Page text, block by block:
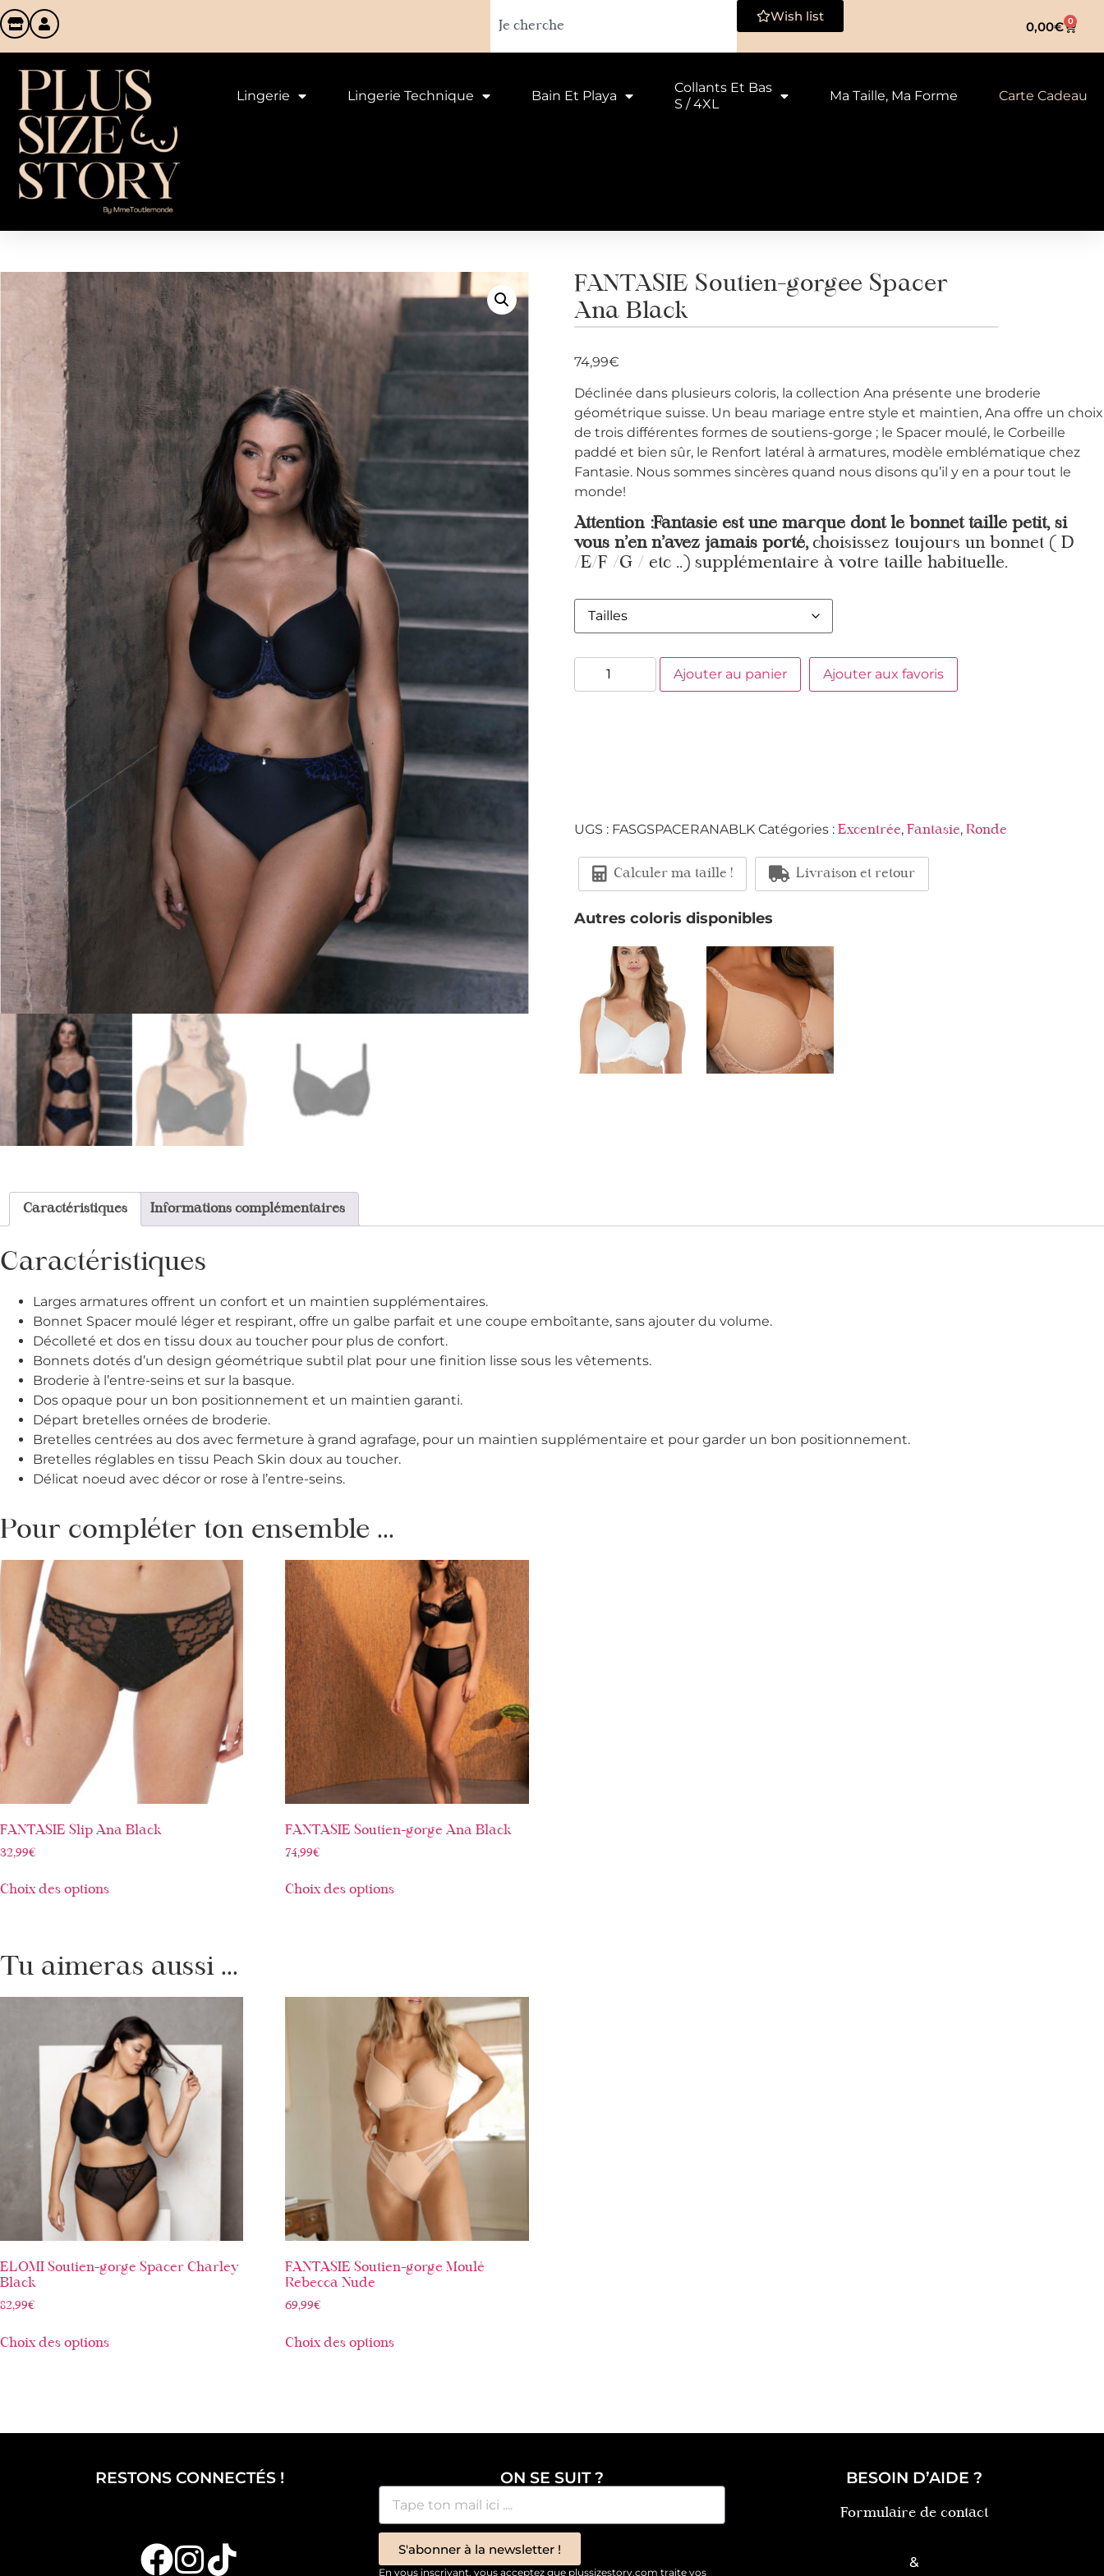
Wish list
0,00€ 0
Lingerie Lingerie Technique Bain Et Playa
Collants Et Bas
S / 4XL
Ma Taille, Ma Forme Carte Cadeau
FANTASIE Soutien-gorgee Spacer
Ana Black
74,99€
Déclinée dans plusieurs coloris, la collection Ana présente une broderie
géométrique suisse. Un beau mariage entre style et maintien, Ana offre un choix
de trois différentes formes de soutiens-gorge ; le Spacer moulé, le Corbeille
paddé et bien sûr, le Renfort latéral à armatures, modèle emblématique chez
Fantasie. Nous sommes sincères quand nous disons qu’il y en a pour tout le
monde!
Attention :Fantasie est une marque dont le bonnet taille petit, si
vous n’en n’avez jamais porté, choisissez toujours un bonnet ( D
/E/F /G / etc ..) supplémentaire à votre taille habituelle.
Ajouter au panier Ajouter aux favoris
UGS : FASGSPACERANABLK Catégories : Excentrée, Fantasie, Ronde
Calculer ma taille ! Livraison et retour
Autres coloris disponibles
Caractéristiques Informations complémentaires
Caractéristiques
Larges armatures offrent un confort et un maintien supplémentaires.
Bonnet Spacer moulé léger et respirant, offre un galbe parfait et une coupe emboîtante, sans ajouter du volume.
Décolleté et dos en tissu doux au toucher pour plus de confort.
Bonnets dotés d’un design géométrique subtil plat pour une finition lisse sous les vêtements.
Broderie à l’entre-seins et sur la basque.
Dos opaque pour un bon positionnement et un maintien garanti.
Départ bretelles ornées de broderie.
Bretelles centrées au dos avec fermeture à grand agrafage, pour un maintien supplémentaire et pour garder un bon positionnement.
Bretelles réglables en tissu Peach Skin doux au toucher.
Délicat noeud avec décor or rose à l’entre-seins.
Pour compléter ton ensemble ...
FANTASIE Slip Ana Black
32,99€
Choix des options
FANTASIE Soutien-gorge Ana Black
74,99€
Choix des options
Tu aimeras aussi ...
ELOMI Soutien-gorge Spacer Charley
Black
82,99€
Choix des options
FANTASIE Soutien-gorge Moulé
Rebecca Nude
69,99€
Choix des options
RESTONS CONNECTÉS ! ON SE SUIT ?
S'abonner à la newsletter !
En vous inscrivant, vous acceptez que plussizestory.com traite vos
BESOIN D’AIDE ?
Formulaire de contact
&